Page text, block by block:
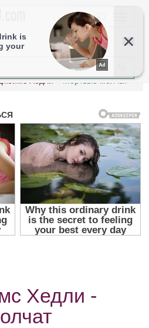
МЕНЮ
Хедли Мёртвые молчат
Хедли -